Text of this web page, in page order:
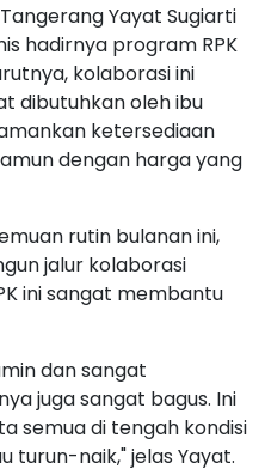
Yayat Sugiarti
hadirnya program RPK
kolaborasi ini
dibutuhkan oleh ibu
ketersediaan
dengan harga yang
rutin bulanan ini,
jalur kolaborasi
ini sangat membantu
dan sangat
juga sangat bagus. Ini
semua di tengah kondisi
turun-naik," jelas Yayat.